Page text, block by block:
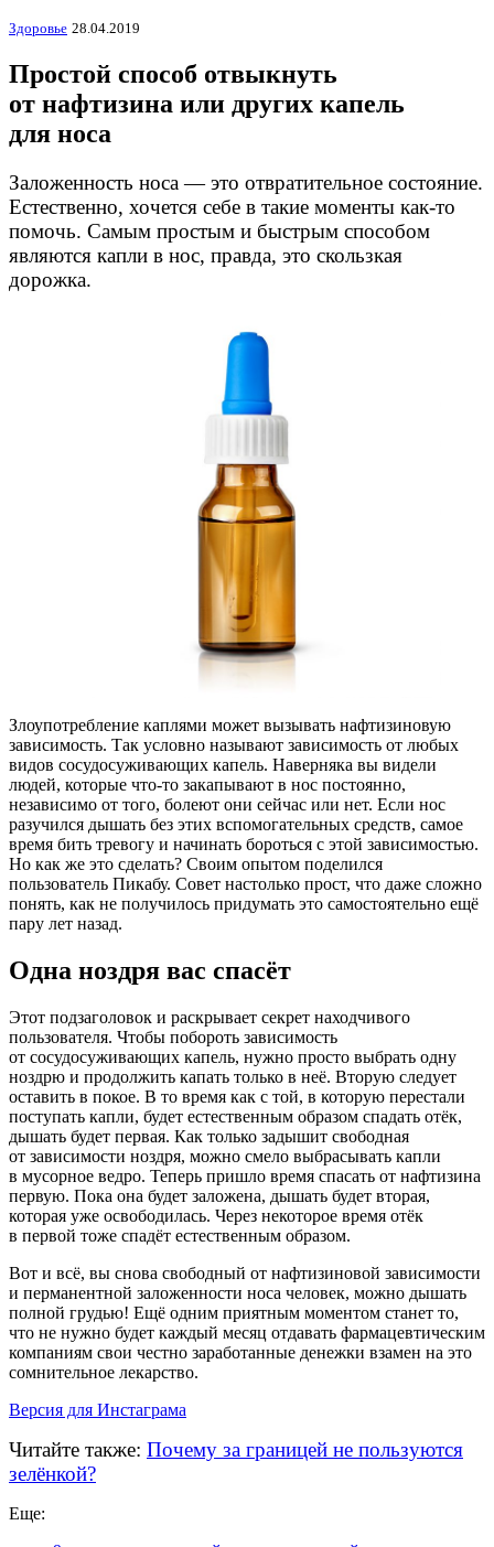
Здоровье 28.04.2019
Простой способ отвыкнуть
от нафтизина или других капель
для носа
Заложенность носа — это отвратительное состояние.
Естественно, хочется себе в такие моменты как-то
помочь. Самым простым и быстрым способом
являются капли в нос, правда, это скользкая
дорожка.
Злоупотребление каплями может вызывать нафтизиновую
зависимость. Так условно называют зависимость от любых
видов сосудосуживающих капель. Наверняка вы видели
людей, которые что-то закапывают в нос постоянно,
независимо от того, болеют они сейчас или нет. Если нос
разучился дышать без этих вспомогательных средств, самое
время бить тревогу и начинать бороться с этой зависимостью.
Но как же это сделать? Своим опытом поделился
пользователь Пикабу. Совет настолько прост, что даже сложно
понять, как не получилось придумать это самостоятельно ещё
пару лет назад.
Одна ноздря вас спасёт
Этот подзаголовок и раскрывает секрет находчивого
пользователя. Чтобы побороть зависимость
от сосудосуживающих капель, нужно просто выбрать одну
ноздрю и продолжить капать только в неё. Вторую следует
оставить в покое. В то время как с той, в которую перестали
поступать капли, будет естественным образом спадать отёк,
дышать будет первая. Как только задышит свободная
от зависимости ноздря, можно смело выбрасывать капли
в мусорное ведро. Теперь пришло время спасать от нафтизина
первую. Пока она будет заложена, дышать будет вторая,
которая уже освободилась. Через некоторое время отёк
в первой тоже спадёт естественным образом.
Вот и всё, вы снова свободный от нафтизиновой зависимости
и перманентной заложенности носа человек, можно дышать
полной грудью! Ещё одним приятным моментом станет то,
что не нужно будет каждый месяц отдавать фармацевтическим
компаниям свои честно заработанные денежки взамен на это
сомнительное лекарство.
Версия для Инстаграма
Читайте также: Почему за границей не пользуются
зелёнкой?
Еще: